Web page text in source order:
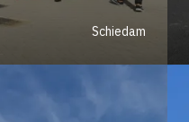
Schiedam